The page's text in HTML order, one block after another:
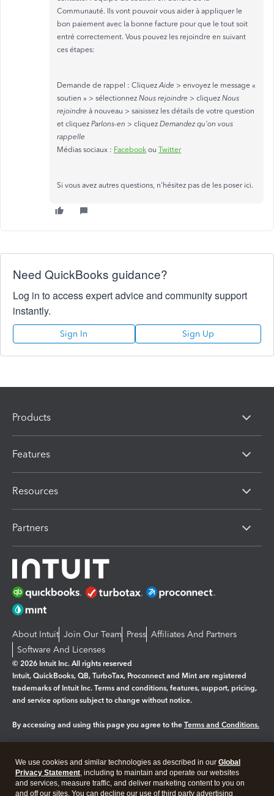
Communauté. Ils vont pouvoir vous aider à appliquer le
bon paiement avec la bonne facture pour que le tout soit
entré correctement. Vous pouvez les rejoindre en suivant
ces étapes:
Demande de rappel : CliquezAide > envoyez le message «
soutien » > sélectionnez Nous rejoindre > cliquez Nous
rejoindre à nouveau > saisissez les détails de votre question
et cliquez Parlons-en > cliquez Demandez qu'on vous
rappelle
Médias sociaux : Facebook ou Twitter
Si vous avez autres questions, n'hésitez pas de les poser ici.
Need QuickBooks guidance?
Log in to access expert advice and community support
instantly.
Sign In Sign Up
Products
Features
Resources
Partners
About Intuit Join Our Team Press Affiliates And Partners
Software And Licenses
© 2026 Intuit Inc. All rights reserved
Intuit, QuickBooks, QB, TurboTax, Proconnect and Mint are registered
trademarks of Intuit Inc. Terms and conditions, features, support, pricing,
and service options subject to change without notice.
By accessing and using this page you agree to the Terms and Conditions.
Legal Privacy Security
We use cookies and similar technologies as described in our Global
Privacy Statement, including to maintain and operate our websites
and services, measure traffic, and deliver marketing content to you on
and off our sites. You can decline our use of third party advertising